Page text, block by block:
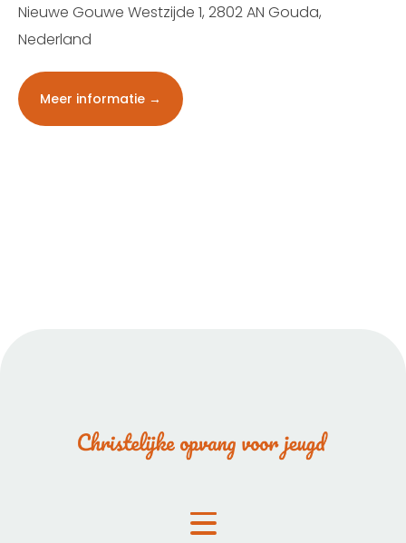
Nieuwe Gouwe Westzijde 1, 2802 AN Gouda,
Nederland
Meer informatie →